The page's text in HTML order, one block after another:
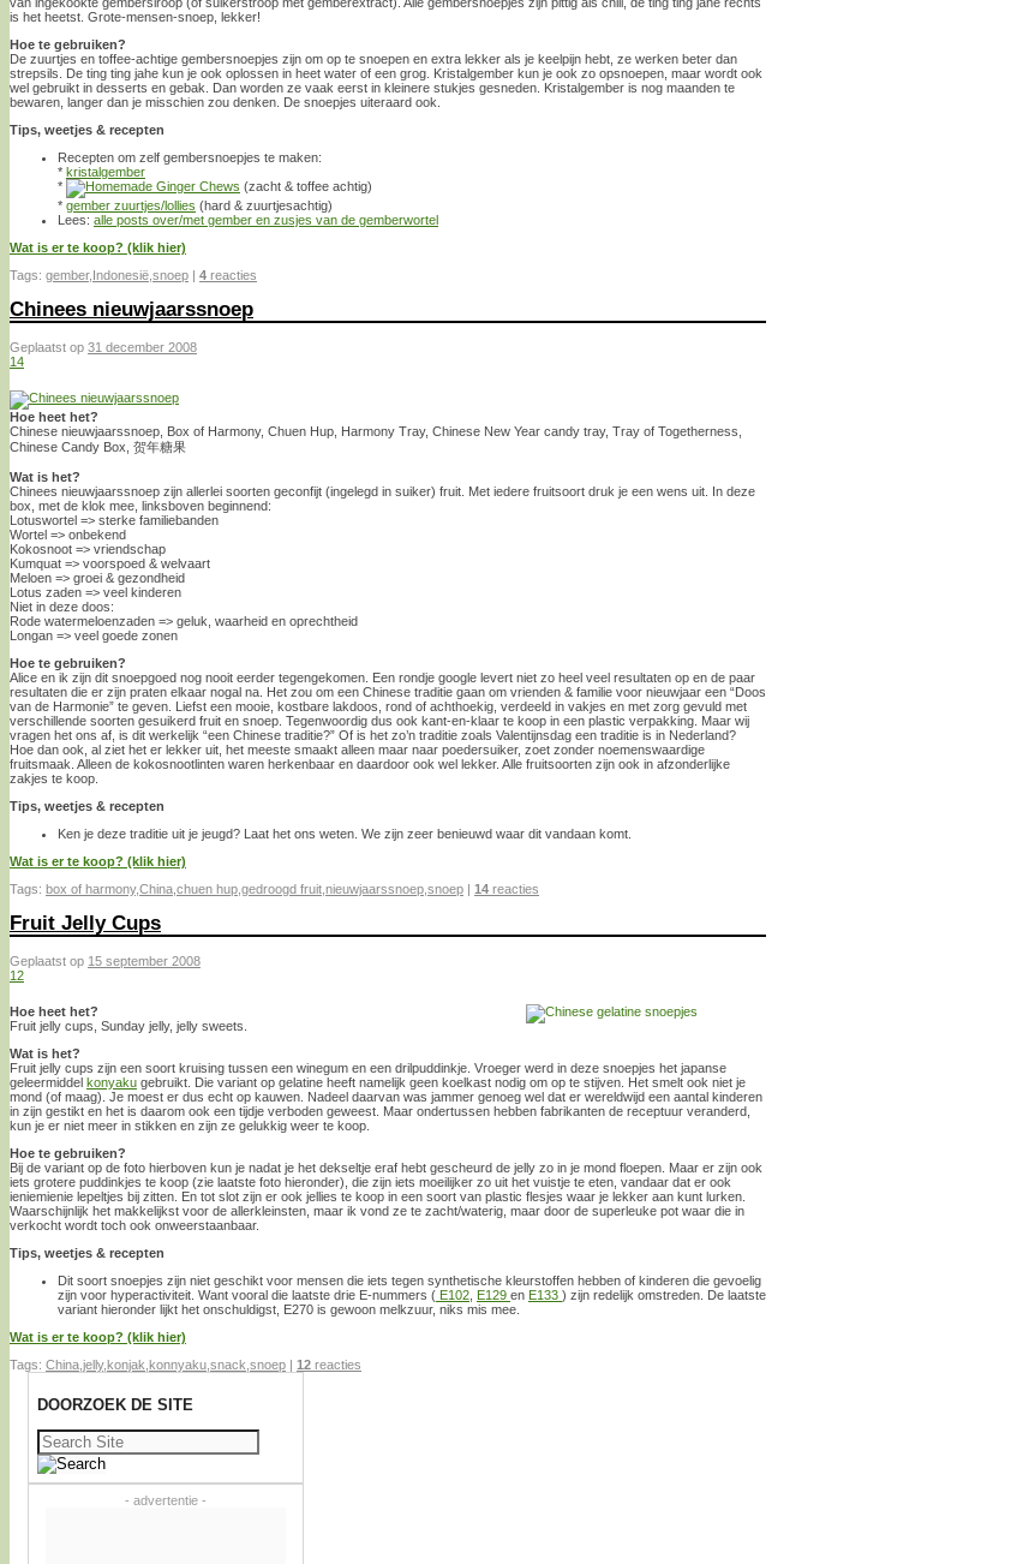
is het heetst. Grote-mensen-snoep, lekker!
Hoe te gebruiken?
De zuurtjes en toffee-achtige gembersnoepjes zijn om op te snoepen en extra lekker als je keelpijn hebt, ze werken beter dan
strepsils. De ting ting jahe kun je ook oplossen in heet water of een grog. Kristalgember kun je ook zo opsnoepen, maar wordt ook
wel gebruikt in desserts en gebak. Dan worden ze vaak eerst in kleinere stukjes gesneden. Kristalgember is nog maanden te
bewaren, langer dan je misschien zou denken. De snoepjes uiteraard ook.
Tips, weetjes & recepten
Recepten om zelf gembersnoepjes te maken:
* kristalgember
*
(zacht & toffee achtig)
* gember zuurtjes/lollies (hard & zuurtjesachtig)
Lees: alle posts over/met gember en zusjes van de gemberwortel
Wat is er te koop? (klik hier)
Tags: gember, Indonesië snoep | 4 reacties
Chinees nieuwjaarssnoep
Geplaatst op 31 december 2008
14
Hoe heet het?
Chinese nieuwjaarssnoep, Box of Harmony, Chuen Hup, Harmony Tray, Chinese New Year candy tray, Tray of Togetherness,
Chinese Candy Box, 贺年糖果
Wat is het?
Chinees nieuwjaarssnoep zijn allerlei soorten geconfijt (ingelegd in suiker) fruit. Met iedere fruitsoort druk je een wens uit. In deze
box, met de klok mee, linksboven beginnend:
Lotuswortel => sterke familiebanden
Wortel => onbekend
Kokosnoot => vriendschap
Kumquat => voorspoed & welvaart
Meloen => groei & gezondheid
Lotus zaden => veel kinderen
Niet in deze doos:
Rode watermeloenzaden => geluk, waarheid en oprechtheid
Longan => veel goede zonen
Hoe te gebruiken?
Alice en ik zijn dit snoepgoed nog nooit eerder tegengekomen. Een rondje google levert niet zo heel veel resultaten op en de paar
resultaten die er zijn praten elkaar nogal na. Het zou om een Chinese traditie gaan om vrienden & familie voor nieuwjaar een “Doos
van de Harmonie” te geven. Liefst een mooie, kostbare lakdoos, rond of achthoekig, verdeeld in vakjes en met zorg gevuld met
verschillende soorten gesuikerd fruit en snoep. Tegenwoordig dus ook kant-en-klaar te koop in een plastic verpakking. Maar wij
vragen het ons af, is dit werkelijk “een Chinese traditie?” Of is het zo’n traditie zoals Valentijnsdag een traditie is in Nederland?
Hoe dan ook, al ziet het er lekker uit, het meeste smaakt alleen maar naar poedersuiker, zoet zonder noemenswaardige
fruitsmaak. Alleen de kokosnootlinten waren herkenbaar en daardoor ook wel lekker. Alle fruitsoorten zijn ook in afzonderlijke
zakjes te koop.
Tips, weetjes & recepten
Ken je deze traditie uit je jeugd? Laat het ons weten. We zijn zeer benieuwd waar dit vandaan komt.
Wat is er te koop? (klik hier)
Tags: box of harmony,China chuen hup gedroogd fruit nieuwjaarssnoep snoep | 14 reacties
Fruit Jelly Cups
Geplaatst op 15 september 2008
12
Hoe heet het?
Fruit jelly cups, Sunday jelly, jelly sweets.
Wat is het?
Fruit jelly cups zijn een soort kruising tussen een winegum en een drilpuddinkje. Vroeger werd in deze snoepjes het japanse
geleermiddel konyaku gebruikt. Die variant op gelatine heeft namelijk geen koelkast nodig om op te stijven. Het smelt ook niet je
mond (of maag). Je moest er dus echt op kauwen. Nadeel daarvan was jammer genoeg wel dat er wereldwijd een aantal kinderen
in zijn gestikt en het is daarom ook een tijdje verboden geweest. Maar ondertussen hebben fabrikanten de receptuur veranderd,
kun je er niet meer in stikken en zijn ze gelukkig weer te koop.
Hoe te gebruiken?
Bij de variant op de foto hierboven kun je nadat je het dekseltje eraf hebt gescheurd de jelly zo in je mond floepen. Maar er zijn ook
iets grotere puddinkjes te koop (zie laatste foto hieronder), die zijn iets moeilijker zo uit het vuistje te eten, vandaar dat er ook
ieniemienie lepeltjes bij zitten. En tot slot zijn er ook jellies te koop in een soort van plastic flesjes waar je lekker aan kunt lurken.
Waarschijnlijk het makkelijkst voor de allerkleinsten, maar ik vond ze te zacht/waterig, maar door de superleuke pot waar die in
verkocht wordt toch ook onweerstaanbaar.
Tips, weetjes & recepten
Dit soort snoepjes zijn niet geschikt voor mensen die iets tegen synthetische kleurstoffen hebben of kinderen die gevoelig
zijn voor hyperactiviteit. Want vooral die laatste drie E-nummers ( E102 E129 en E133 ) zijn redelijk omstreden. De laatste
variant hieronder lijkt het onschuldigst, E270 is gewoon melkzuur, niks mis mee.
Wat is er te koop? (klik hier)
Tags: China jelly,konjak konnyaku snack snoep | 12 reacties
DOORZOEK DE SITE
Zoeken
naar:
- advertentie -